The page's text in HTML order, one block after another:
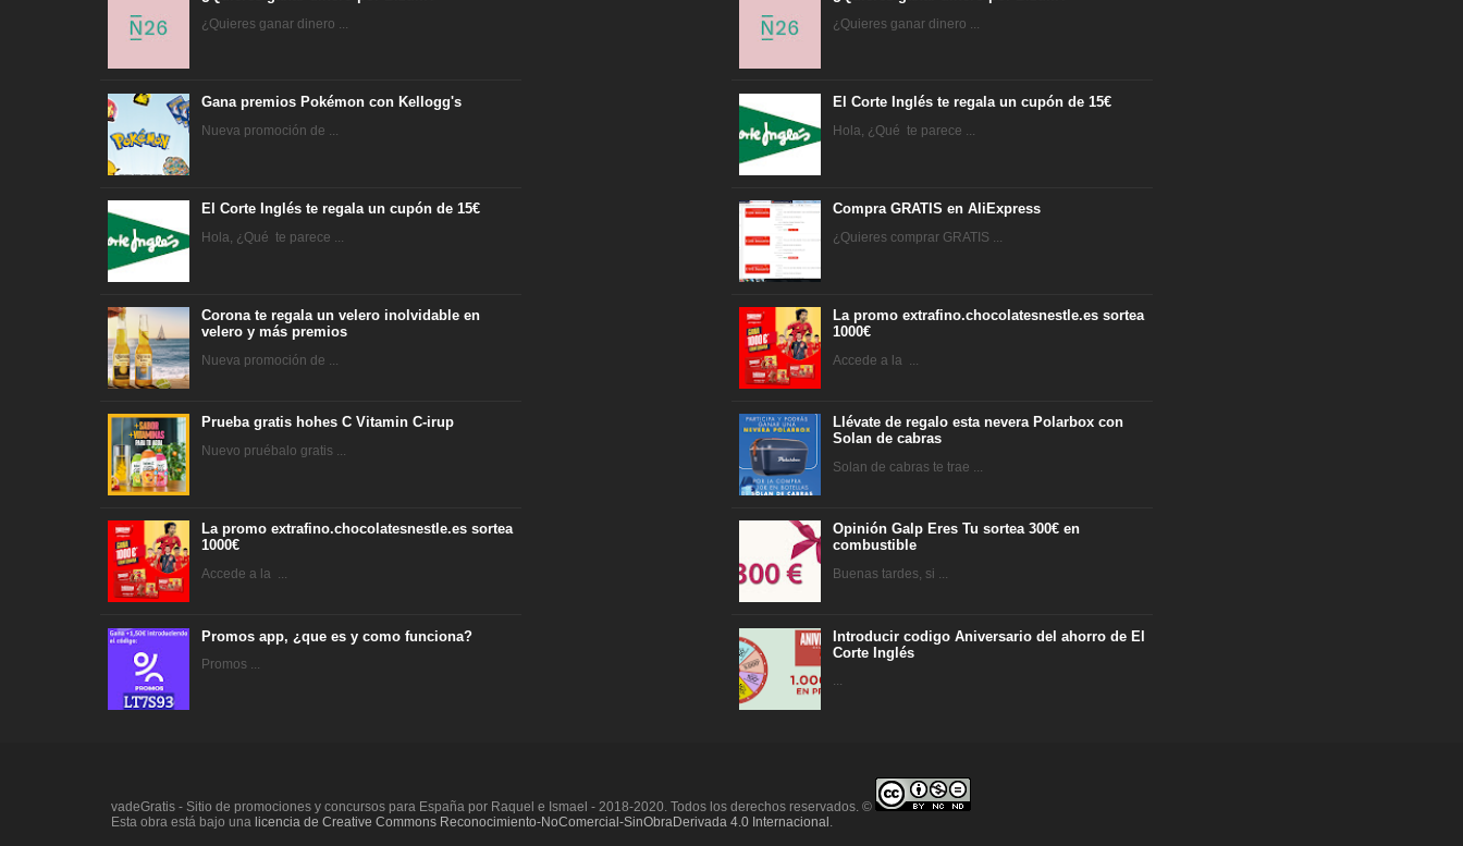
¿Quieres ganar dinero ...
Gana premios Pokémon con Kellogg's
Nueva promoción de ...
El Corte Inglés te regala un cupón de 15€
Hola, ¿Qué te parece ...
Corona te regala un velero inolvidable en
velero y más premios
Nueva promoción de ...
Prueba gratis hohes C Vitamin C-irup
Nuevo pruébalo gratis ...
La promo extrafino.chocolatesnestle.es sortea
1000€
Accede a la ...
Promos app, ¿que es y como funciona?
Promos ...
¿Quieres ganar dinero ...
El Corte Inglés te regala un cupón de 15€
Hola, ¿Qué te parece ...
Compra GRATIS en AliExpress
¿Quieres comprar GRATIS ...
La promo extrafino.chocolatesnestle.es sortea
1000€
Accede a la ...
Llévate de regalo esta nevera Polarbox con
Solan de cabras
Solan de cabras te trae ...
Opinión Galp Eres Tu sortea 300€ en
combustible
Buenas tardes, si ...
Introducir codigo Aniversario del ahorro de El
Corte Inglés
...
vadeGratis - Sitio de promociones y concursos para España por Raquel e Ismael - 2018-2020. Todos los derechos reservados. ©
Esta obra está bajo una licencia de Creative Commons Reconocimiento-NoComercial-SinObraDerivada 4.0 Internacional .